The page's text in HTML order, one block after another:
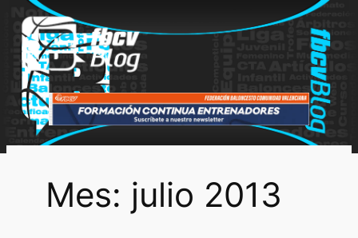
Saltar
contenido
Mes: julio 2013